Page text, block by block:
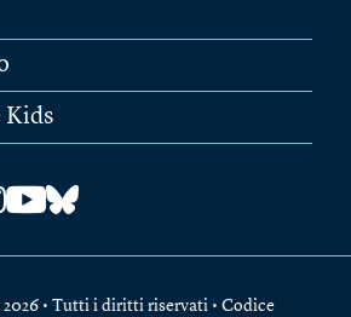
Kids
• Tutti i diritti riservati • Codice